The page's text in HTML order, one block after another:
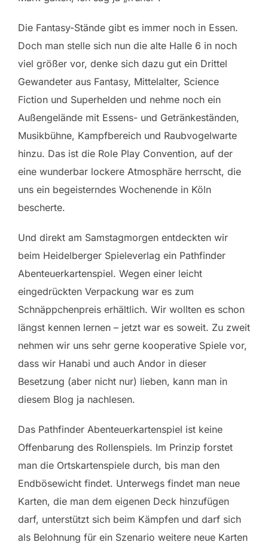
Die Fantasy-Stände gibt es immer noch in Essen.
Doch man stelle sich nun die alte Halle 6 in noch
viel größer vor, denke sich dazu gut ein Drittel
Gewandeter aus Fantasy, Mittelalter, Science
Fiction und Superhelden und nehme noch ein
Außengelände mit Essens- und Getränkeständen,
Musikbühne, Kampfbereich und Raubvogelwarte
hinzu. Das ist die Role Play Convention, auf der
eine wunderbar lockere Atmosphäre herrscht, die
uns ein begeisterndes Wochenende in Köln
bescherte.
Und direkt am Samstagmorgen entdeckten wir
beim Heidelberger Spieleverlag ein Pathfinder
Abenteuerkartenspiel. Wegen einer leicht
eingedrückten Verpackung war es zum
Schnäppchenpreis erhältlich. Wir wollten es schon
längst kennen lernen – jetzt war es soweit. Zu zweit
nehmen wir uns sehr gerne kooperative Spiele vor,
dass wir Hanabi und auch Andor in dieser
Besetzung (aber nicht nur) lieben, kann man in
diesem Blog ja nachlesen.
Das Pathfinder Abenteuerkartenspiel ist keine
Offenbarung des Rollenspiels. Im Prinzip forstet
man die Ortskartenspiele durch, bis man den
Endbösewicht findet. Unterwegs findet man neue
Karten, die man dem eigenen Deck hinzufügen
darf, unterstützt sich beim Kämpfen und darf sich
als Belohnung für ein Szenario weitere neue Karten